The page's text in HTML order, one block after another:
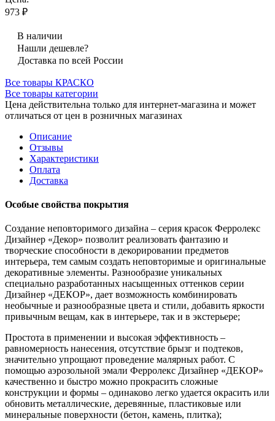
973 ₽
В наличии
Нашли дешевле?
Доставка по всей России
Все товары КРАСКО
Все товары категории
Цена действительна только для интернет-магазина и может
отличаться от цен в розничных магазинах
Описание
Отзывы
Характеристики
Оплата
Доставка
Особые свойства покрытия
Создание неповторимого дизайна – серия красок Ферролекс
Дизайнер «Декор» позволит реализовать фантазию и
творческие способности в декорировании предметов
интерьера, тем самым создать неповторимые и оригинальные
декоративные элементы. Разнообразие уникальных
специально разработанных насыщенных оттенков серии
Дизайнер «ДЕКОР», дает возможность комбинировать
необычные и разнообразные цвета и стили, добавить яркости
привычным вещам, как в интерьере, так и в экстерьере;
Простота в применении и высокая эффективность –
равномерность нанесения, отсутствие брызг и подтеков,
значительно упрощают проведение малярных работ. С
помощью аэрозольной эмали Ферролекс Дизайнер «ДЕКОР»
качественно и быстро можно прокрасить сложные
конструкции и формы – одинаково легко удается окрасить или
обновить металлические, деревянные, пластиковые или
минеральные поверхности (бетон, камень, плитка);